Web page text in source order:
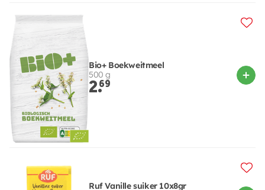
Bio+ Boekweitmeel
500 g
2.69
Ruf Vanille suiker 10x8gr